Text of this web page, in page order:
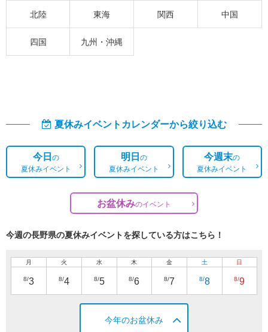
北陸 東海 関西 中国
四国 九州・沖縄
夏休みイベントカレンダーから絞り込む
今日の
夏休みイベント
明日の
夏休みイベント
今週末の
夏休みイベント
お盆休みのイベント
今週の長野県の夏休みイベントを探している方はこちら！
月
8/3
火
8/4
水
8/5
木
8/6
金
8/7
土
8/8
日
8/9
今年のお盆休み